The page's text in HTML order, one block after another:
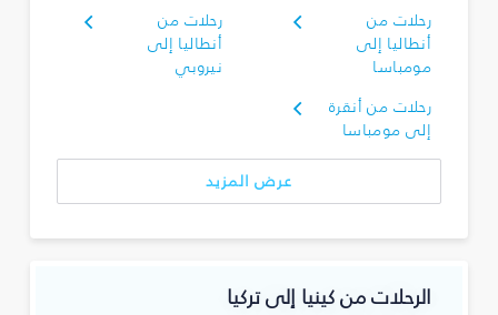
رحلات من
أنطاليا إلى
مومباسا
رحلات من
أنطاليا إلى
نيروبي
رحلات من أنقرة
إلى مومباسا
عرض المزيد
الرحلات من كينيا إلى تركيا